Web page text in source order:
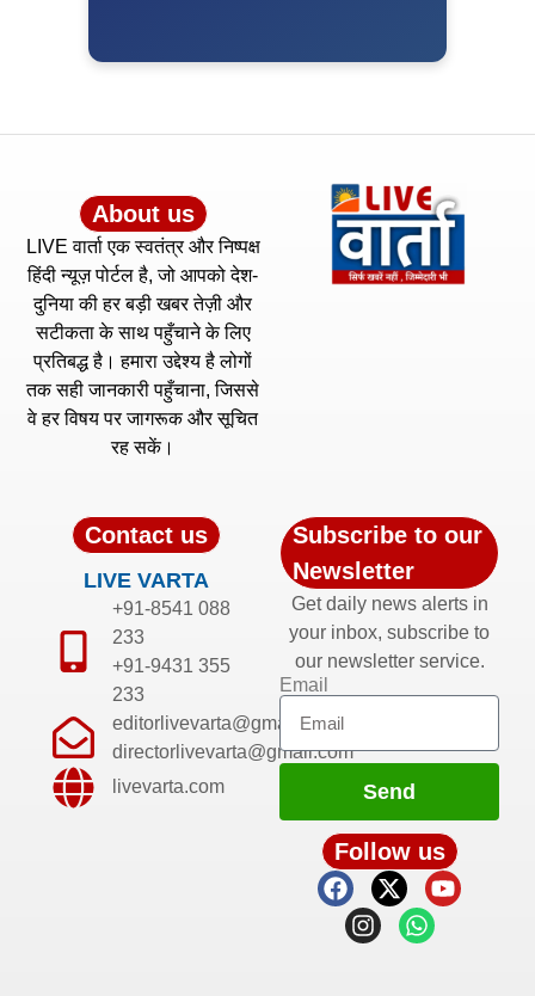
About us
LIVE वार्ता एक स्वतंत्र और निष्पक्ष
हिंदी न्यूज़ पोर्टल है, जो आपको देश-
दुनिया की हर बड़ी खबर तेज़ी और
सटीकता के साथ पहुँचाने के लिए
प्रतिबद्ध है। हमारा उद्देश्य है लोगों
तक सही जानकारी पहुँचाना, जिससे
वे हर विषय पर जागरूक और सूचित
रह सकें।
Contact us
LIVE VARTA
+91-8541 088
233
+91-9431 355
233
editorlivevarta@gmail.com
directorlivevarta@gmail.com
livevarta.com
Subscribe to our
Newsletter
Get daily news alerts in
your inbox, subscribe to
our newsletter service.
Email
Send
Follow us